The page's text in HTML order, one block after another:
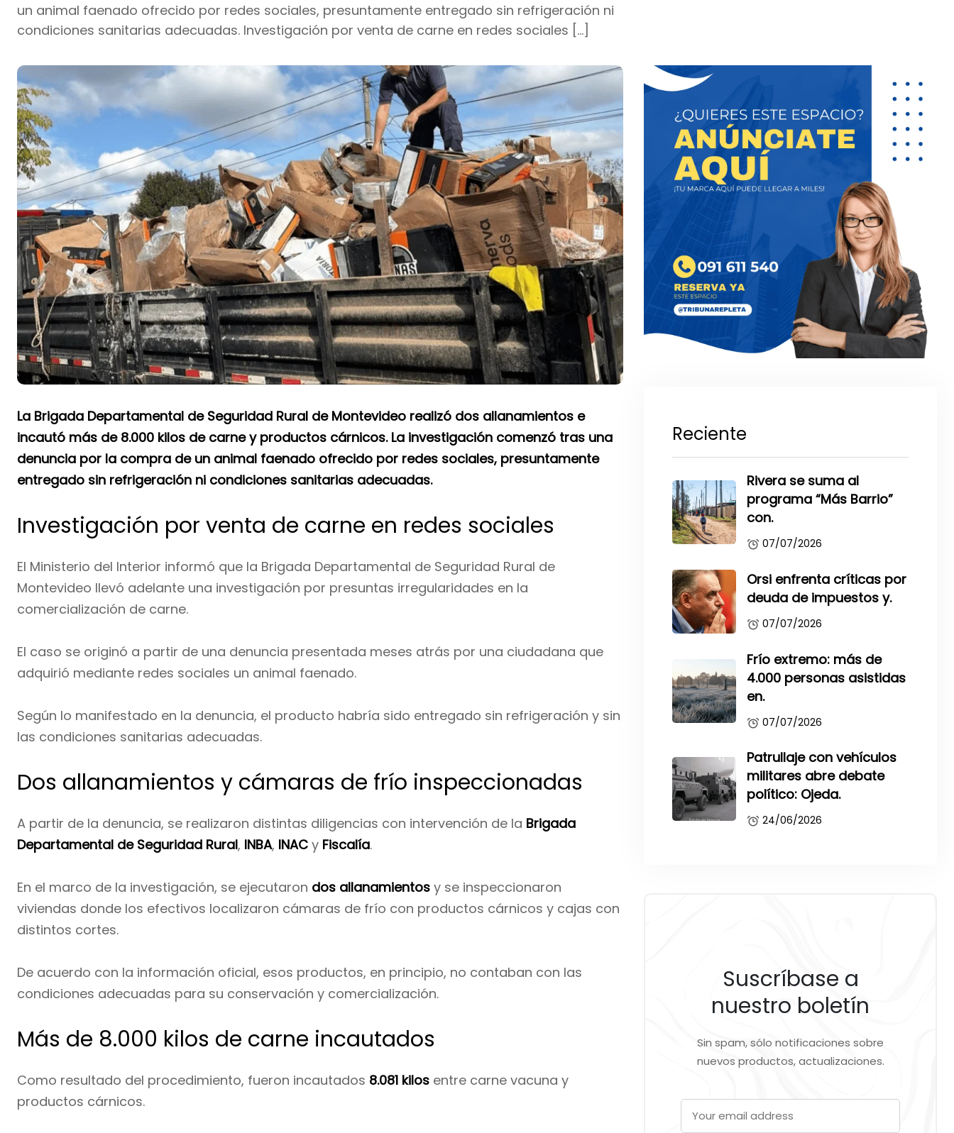
un animal faenado ofrecido por redes sociales, presuntamente entregado sin refrigeración ni
condiciones sanitarias adecuadas. Investigación por venta de carne en redes sociales […]
La Brigada Departamental de Seguridad Rural de Montevideo realizó dos allanamientos e
incautó más de 8.000 kilos de carne y productos cárnicos. La investigación comenzó tras una
denuncia por la compra de un animal faenado ofrecido por redes sociales, presuntamente
entregado sin refrigeración ni condiciones sanitarias adecuadas.
Investigación por venta de carne en redes sociales
El Ministerio del Interior informó que la Brigada Departamental de Seguridad Rural de
Montevideo llevó adelante una investigación por presuntas irregularidades en la
comercialización de carne.
El caso se originó a partir de una denuncia presentada meses atrás por una ciudadana que
adquirió mediante redes sociales un animal faenado.
Según lo manifestado en la denuncia, el producto habría sido entregado sin refrigeración y sin
las condiciones sanitarias adecuadas.
Dos allanamientos y cámaras de frío inspeccionadas
A partir de la denuncia, se realizaron distintas diligencias con intervención de la Brigada
Departamental de Seguridad Rural, INBA, INAC y Fiscalía.
En el marco de la investigación, se ejecutaron dos allanamientos y se inspeccionaron
viviendas donde los efectivos localizaron cámaras de frío con productos cárnicos y cajas con
distintos cortes.
De acuerdo con la información oficial, esos productos, en principio, no contaban con las
condiciones adecuadas para su conservación y comercialización.
Más de 8.000 kilos de carne incautados
Como resultado del procedimiento, fueron incautados 8.081 kilos entre carne vacuna y
productos cárnicos.
Reciente
Rivera se suma al
programa “Más Barrio”
con.
07/07/2026
Orsi enfrenta críticas por
deuda de impuestos y.
07/07/2026
Frío extremo: más de
4.000 personas asistidas
en.
07/07/2026
Patrullaje con vehículos
militares abre debate
político: Ojeda.
24/06/2026
Suscríbase a
nuestro boletín
Sin spam, sólo notificaciones sobre
nuevos productos, actualizaciones.